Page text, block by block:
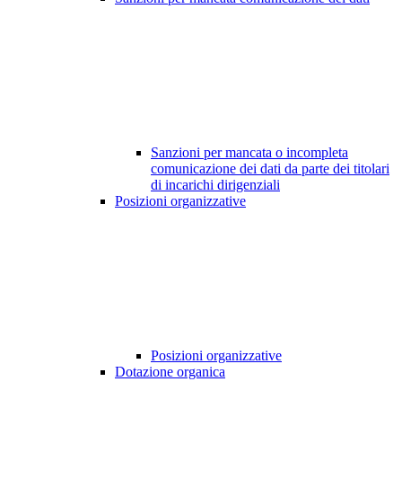
Sanzioni per mancata o incompleta
comunicazione dei dati da parte dei titolari
di incarichi dirigenziali
Posizioni organizzative
Posizioni organizzative
Dotazione organica